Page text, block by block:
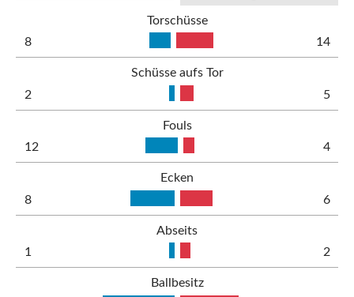
Torschüsse
8
14
Schüsse aufs Tor
2
5
Fouls
12
4
Ecken
8
6
Abseits
1
2
Ballbesitz